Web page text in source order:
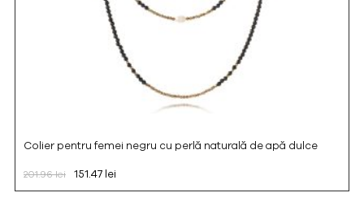
Colier pentru femei negru cu perlă naturală de apă dulce
201.96 lei 151.47 lei